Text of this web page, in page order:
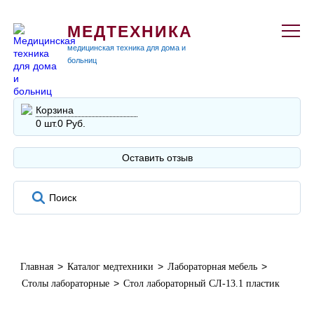
МЕДТЕХНИКА
медицинская техника для дома и
больниц
Корзина
0 шт.0 Руб.
Оставить отзыв
Главная > Каталог медтехники > Лабораторная мебель >
Столы лабораторные > Стол лабораторный СЛ-13.1 пластик